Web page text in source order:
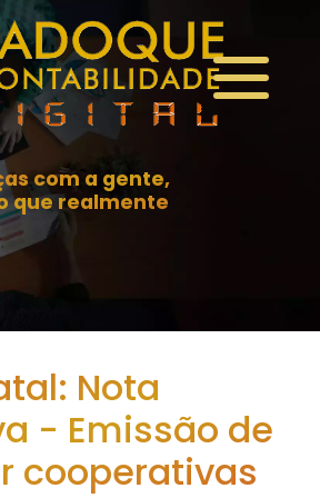
com a gente,
que realmente
Nota
- Emissão de
cooperativas